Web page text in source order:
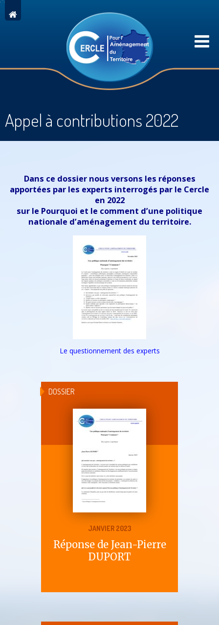
Appel à contributions 2022
Dans ce dossier nous versons les réponses
apportées par les experts interrogés par le Cercle
en 2022
sur le Pourquoi et le comment d’une politique
nationale d’aménagement du territoire.
Le questionnement des experts
DOSSIER
JANVIER 2023
Réponse de Jean-Pierre
DUPORT